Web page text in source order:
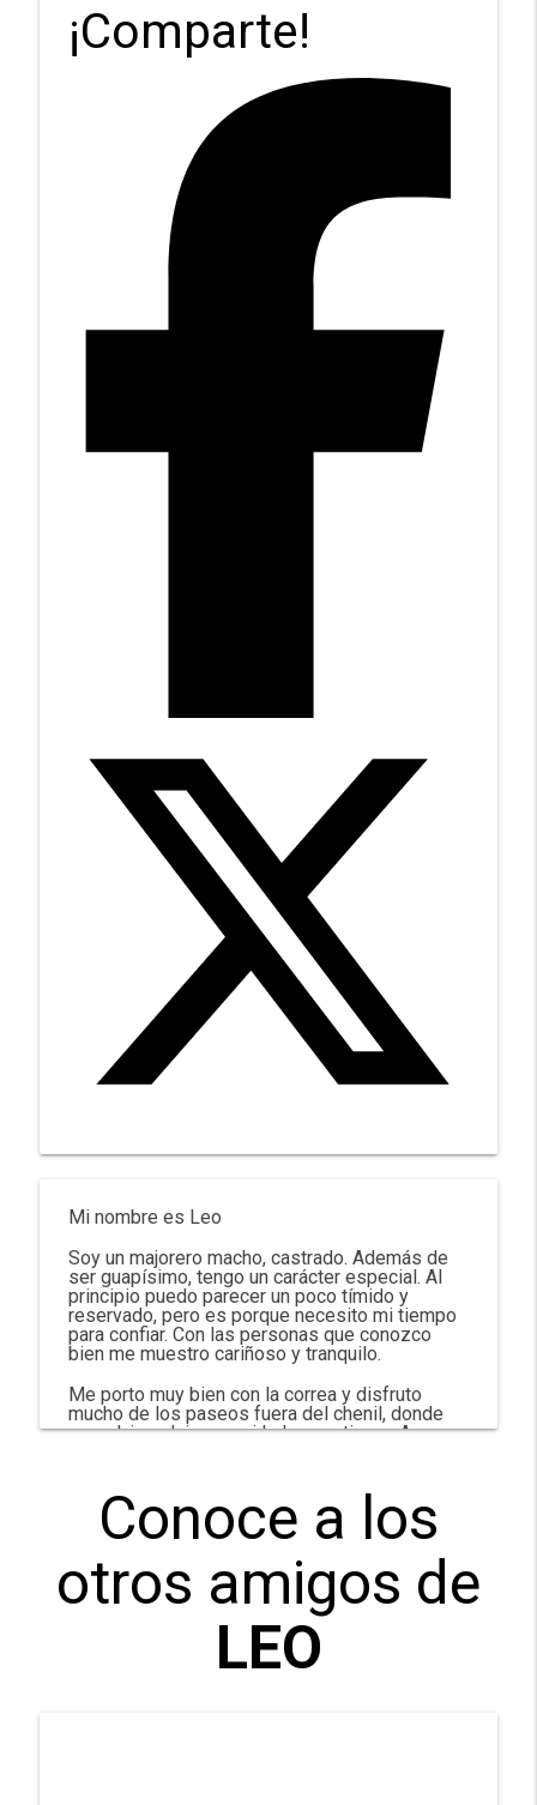
¡Comparte!
Mi nombre es Leo
Soy un majorero macho, castrado. Además de
ser guapísimo, tengo un carácter especial. Al
principio puedo parecer un poco tímido y
reservado, pero es porque necesito mi tiempo
para confiar. Con las personas que conozco
bien me muestro cariñoso y tranquilo.
Me porto muy bien con la correa y disfruto
mucho de los paseos fuera del chenil, donde
me relajo y dejo ver mi lado mas tierno. Aunque
¡Estoy esperando a esa familia que me dé la
oportunidad de demostrar todo el amor que
puedo ofrecer!
Conoce a los
otros amigos de
LEO